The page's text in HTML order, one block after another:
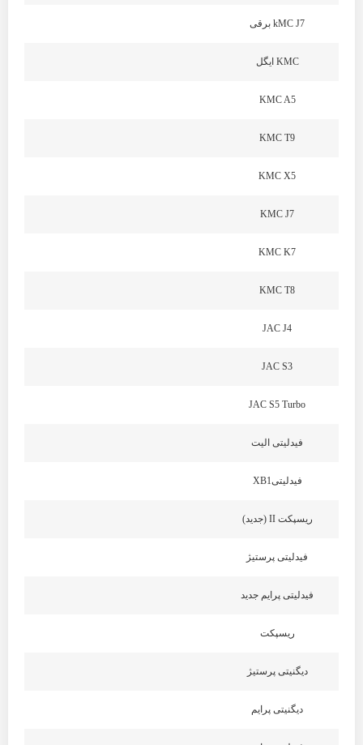
kMC J7 برقی
KMC ایگل
KMC A5
KMC T9
KMC X5
KMC J7
KMC K7
KMC T8
JAC J4
JAC S3
JAC S5 Turbo
فیدلیتی الیت
فیدلیتیXB1
ریسپکت II (جدید)
فیدلیتی پرستیژ
فیدلیتی پرایم جدید
ریسپکت
دیگنیتی پرستیژ
دیگنیتی پرایم